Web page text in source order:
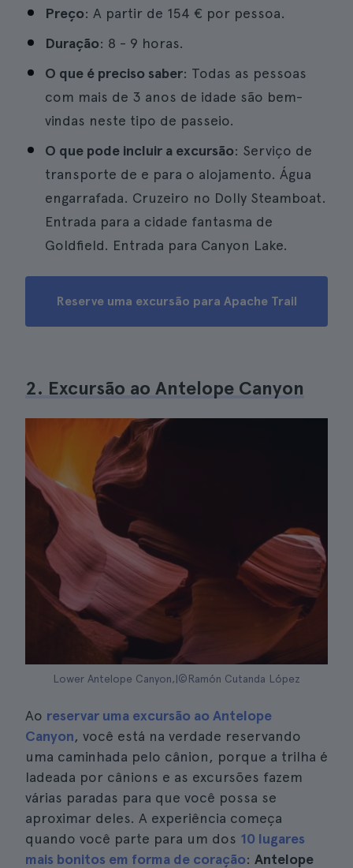
Preço: A partir de 154 € por pessoa.
Duração: 8 - 9 horas.
O que é preciso saber: Todas as pessoas
com mais de 3 anos de idade são bem-
vindas neste tipo de passeio.
O que pode incluir a excursão: Serviço de
transporte de e para o alojamento. Água
engarrafada. Cruzeiro no Dolly Steamboat.
Entrada para a cidade fantasma de
Goldfield. Entrada para Canyon Lake.
Reserve uma excursão para Apache Trail
2. Excursão ao Antelope Canyon
Lower Antelope Canyon,|©Ramón Cutanda López
Ao reservar uma excursão ao Antelope
Canyon, você está na verdade reservando
uma caminhada pelo cânion, porque a trilha é
ladeada por cânions e as excursões fazem
várias paradas para que você possa se
aproximar deles. A experiência começa
quando você parte para um dos 10 lugares
mais bonitos em forma de coração: Antelope